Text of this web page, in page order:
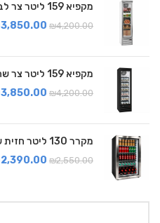
מקפיא 159 ליטר צר לבן
₪4,200.00
3,850.00
מקפיא 159 ליטר צר שחור
₪4,200.00
3,850.00
מקרר 130 ליטר חזית שקופה מסגרת נירוסטה
₪2,550.00
2,390.00